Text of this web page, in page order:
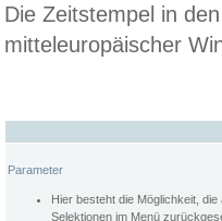
Die Zeitstempel in
mitteleuropäischer
Parameter
Hier besteht die Möglichkeit,
Selektionen im Menü